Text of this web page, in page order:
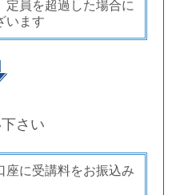
定員を超過した場合に
います
さい
座に受講料をお振込み